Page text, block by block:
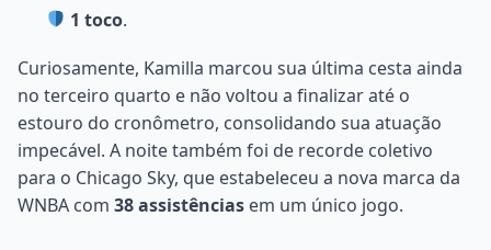
1 toco.
Curiosamente, Kamilla marcou sua última cesta ainda
no terceiro quarto e não voltou a finalizar até o
estouro do cronômetro, consolidando sua atuação
impecável. A noite também foi de recorde coletivo
para o Chicago Sky, que estabeleceu a nova marca da
WNBA com 38 assistências em um único jogo.